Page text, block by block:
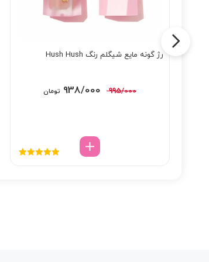
رژ گونه مایع شیگلم رنگ Hush Hush
995/000
قیمت
بود.
938/000 تومانقیمت